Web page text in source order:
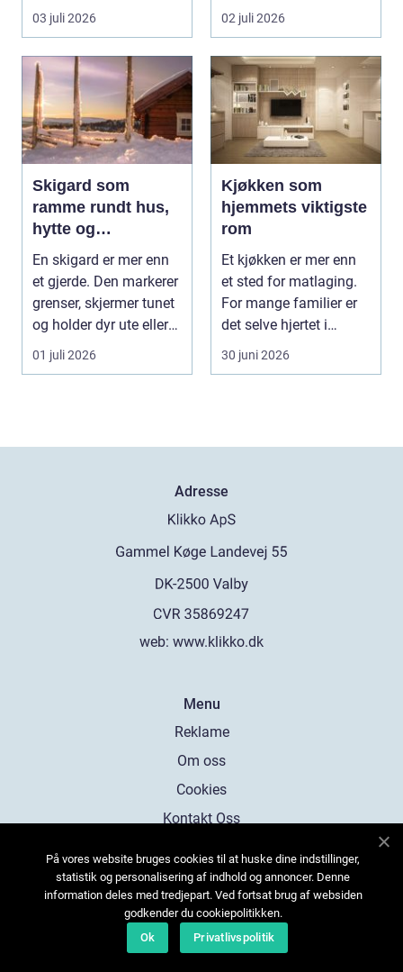
andre aktiviteter gjør...
03 juli 2026
som mål å s...
02 juli 2026
Skigard som
ramme rundt hus,
hytte og
kulturlandskap
En skigard er mer enn
et gjerde. Den markerer
grenser, skjermer tunet
og holder dyr ute eller
inne, ...
01 juli 2026
Kjøkken som
hjemmets viktigste
rom
Et kjøkken er mer enn
et sted for matlaging.
For mange familier er
det selve hjertet i
boligen, romm...
30 juni 2026
Adresse
web: www.klikko.dk
Menu
Reklame
Om oss
Cookies
Kontakt Oss
På vores website bruges cookies til at huske dine indstillinger,
statistik og personalisering af indhold og annoncer. Denne
information deles med tredjepart. Ved fortsat brug af websiden
godkender du cookiepolitikken.
Ok
Privatlivspolitik